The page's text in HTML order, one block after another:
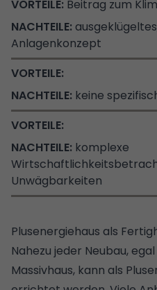
Beitrag zum
Anlagenkonzept
keine
komplexe
Unwägbarkeiten
Plusenergiehaus als
Nahezu jeder Neubau,
Massivhaus, kann als